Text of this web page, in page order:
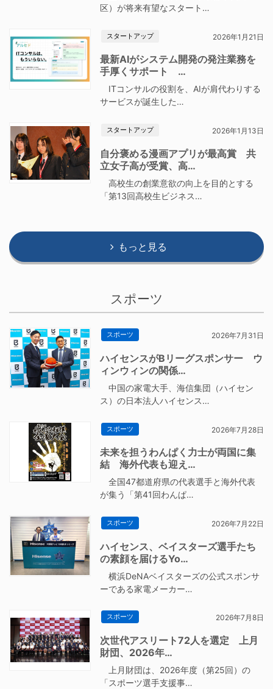
区）が将来有望なスタート…
スタートアップ 2026年1月21日
最新AIがシステム開発の発注業務を
手厚くサポート …
ITコンサルの役割を、AIが肩代わりする
サービスが誕生した…
スタートアップ 2026年1月13日
自分褒める漫画アプリが最高賞 共
立女子高が受賞、高…
高校生の創業意欲の向上を目的とする
「第13回高校生ビジネス…
もっと見る
スポーツ
スポーツ 2026年7月31日
ハイセンスがBリーグスポンサー ウ
ィンウィンの関係…
中国の家電大手、海信集団（ハイセン
ス）の日本法人ハイセンス…
スポーツ 2026年7月28日
未来を担うわんぱく力士が両国に集
結 海外代表も迎え…
全国47都道府県の代表選手と海外代表
が集う「第41回わんぱ…
スポーツ 2026年7月22日
ハイセンス、ベイスターズ選手たち
の素顔を届けるYo…
横浜DeNAベイスターズの公式スポンサ
ーである家電メーカー…
スポーツ 2026年7月8日
次世代アスリート72人を選定 上月
財団、2026年…
上月財団は、2026年度（第25回）の
「スポーツ選手支援事…